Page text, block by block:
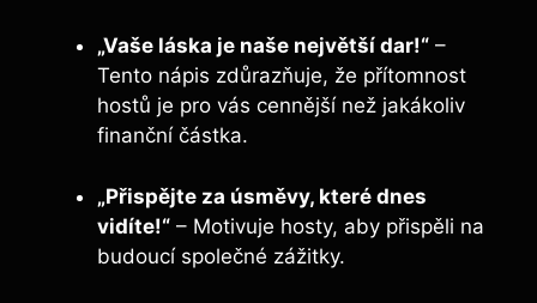
„Vaše láska je naše největší dar!“ –
Tento nápis zdůrazňuje, že přítomnost
hostů je pro vás cennější než jakákoliv
finanční částka.
„Přispějte za úsměvy, které dnes
vidíte!“ – Motivuje hosty, aby přispěli na
budoucí společné zážitky.